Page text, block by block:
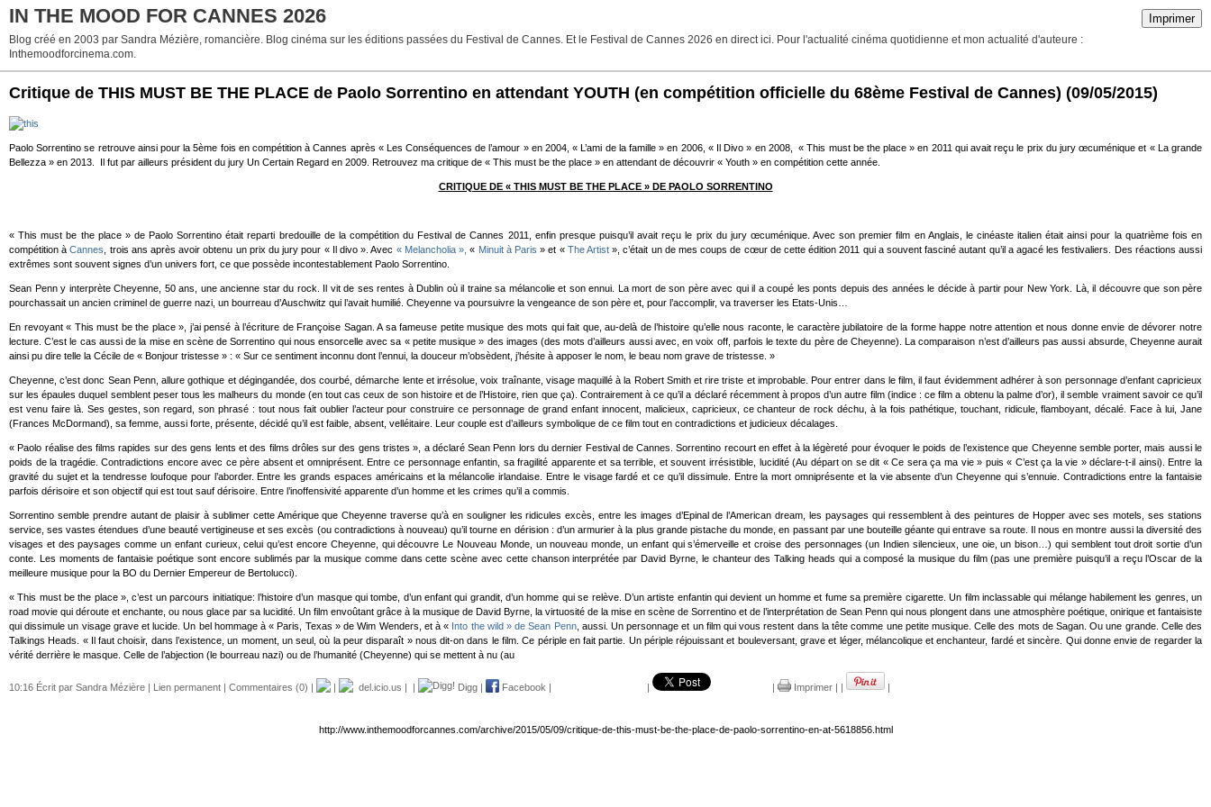
Imprimer
IN THE MOOD FOR CANNES 2026
Blog créé en 2003 par Sandra Mézière, romancière. Blog cinéma sur les éditions passées du Festival de Cannes. Et le Festival de Cannes 2026 en direct ici. Pour l'actualité cinéma quotidienne et mon actualité d'auteure :
Inthemoodforcinema.com.
Critique de THIS MUST BE THE PLACE de Paolo Sorrentino en attendant YOUTH (en compétition officielle du 68ème Festival de Cannes) (09/05/2015)
Paolo Sorrentino se retrouve ainsi pour la 5ème fois en compétition à Cannes après « Les Conséquences de l’amour » en 2004, « L’ami de la famille » en 2006, « Il Divo » en 2008, « This must be the place » en 2011 qui avait reçu le prix du jury œcuménique et « La grande
Bellezza » en 2013. Il fut par ailleurs président du jury Un Certain Regard en 2009. Retrouvez ma critique de « This must be the place » en attendant de découvrir « Youth » en compétition cette année.
CRITIQUE DE « THIS MUST BE THE PLACE » DE PAOLO SORRENTINO
« This must be the place » de Paolo Sorrentino était reparti bredouille de la compétition du Festival de Cannes 2011, enfin presque puisqu’il avait reçu le prix du jury œcuménique. Avec son premier film en Anglais, le cinéaste italien était ainsi pour la quatrième fois en
compétition àCannes , trois ans après avoir obtenu un prix du jury pour « Il divo ». Avec « Melancholia », « Minuit à Paris » et «The Artist », c’était un de mes coups de cœur de cette édition 2011 qui a souvent fasciné autant qu’il a agacé les festivaliers. Des réactions aussi
extrêmes sont souvent signes d’un univers fort, ce que possède incontestablement Paolo Sorrentino.
Sean Penn y interprète Cheyenne, 50 ans, une ancienne star du rock. Il vit de ses rentes à Dublin où il traine sa mélancolie et son ennui. La mort de son père avec qui il a coupé les ponts depuis des années le décide à partir pour New York. Là, il découvre que son père
pourchassait un ancien criminel de guerre nazi, un bourreau d’Auschwitz qui l’avait humilié. Cheyenne va poursuivre la vengeance de son père et, pour l’accomplir, va traverser les Etats-Unis…
En revoyant « This must be the place », j’ai pensé à l’écriture de Françoise Sagan. A sa fameuse petite musique des mots qui fait que, au-delà de l’histoire qu’elle nous raconte, le caractère jubilatoire de la forme happe notre attention et nous donne envie de dévorer notre
lecture. C’est le cas aussi de la mise en scène de Sorrentino qui nous ensorcelle avec sa « petite musique » des images (des mots d’ailleurs aussi avec, en voix off, parfois le texte du père de Cheyenne). La comparaison n’est d’ailleurs pas aussi absurde, Cheyenne aurait
ainsi pu dire telle la Cécile de « Bonjour tristesse » : « Sur ce sentiment inconnu dont l’ennui, la douceur m’obsèdent, j’hésite à apposer le nom, le beau nom grave de tristesse. »
Cheyenne, c’est donc Sean Penn, allure gothique et dégingandée, dos courbé, démarche lente et irrésolue, voix traînante, visage maquillé à la Robert Smith et rire triste et improbable. Pour entrer dans le film, il faut évidemment adhérer à son personnage d’enfant capricieux
sur les épaules duquel semblent peser tous les malheurs du monde (en tout cas ceux de son histoire et de l’Histoire, rien que ça). Contrairement à ce qu’il a déclaré récemment à propos d’un autre film (indice : ce film a obtenu la palme d’or), il semble vraiment savoir ce qu’il
est venu faire là. Ses gestes, son regard, son phrasé : tout nous fait oublier l’acteur pour construire ce personnage de grand enfant innocent, malicieux, capricieux, ce chanteur de rock déchu, à la fois pathétique, touchant, ridicule, flamboyant, décalé. Face à lui, Jane
(Frances McDormand), sa femme, aussi forte, présente, décidé qu’il est faible, absent, velléitaire. Leur couple est d’ailleurs symbolique de ce film tout en contradictions et judicieux décalages.
« Paolo réalise des films rapides sur des gens lents et des films drôles sur des gens tristes », a déclaré Sean Penn lors du dernier Festival de Cannes. Sorrentino recourt en effet à la légèreté pour évoquer le poids de l’existence que Cheyenne semble porter, mais aussi le
poids de la tragédie. Contradictions encore avec ce père absent et omniprésent. Entre ce personnage enfantin, sa fragilité apparente et sa terrible, et souvent irrésistible, lucidité (Au départ on se dit « Ce sera ça ma vie » puis « C’est ça la vie » déclare-t-il ainsi). Entre la
gravité du sujet et la tendresse loufoque pour l’aborder. Entre les grands espaces américains et la mélancolie irlandaise. Entre le visage fardé et ce qu’il dissimule. Entre la mort omniprésente et la vie absente d’un Cheyenne qui s’ennuie. Contradictions entre la fantaisie
parfois dérisoire et son objectif qui est tout sauf dérisoire. Entre l’inoffensivité apparente d’un homme et les crimes qu’il a commis.
Sorrentino semble prendre autant de plaisir à sublimer cette Amérique que Cheyenne traverse qu’à en souligner les ridicules excès, entre les images d’Epinal de l’American dream, les paysages qui ressemblent à des peintures de Hopper avec ses motels, ses stations
service, ses vastes étendues d’une beauté vertigineuse et ses excès (ou contradictions à nouveau) qu’il tourne en dérision : d’un armurier à la plus grande pistache du monde, en passant par une bouteille géante qui entrave sa route. Il nous en montre aussi la diversité des
visages et des paysages comme un enfant curieux, celui qu’est encore Cheyenne, qui découvre Le Nouveau Monde, un nouveau monde, un enfant qui s’émerveille et croise des personnages (un Indien silencieux, une oie, un bison…) qui semblent tout droit sortie d’un
conte. Les moments de fantaisie poétique sont encore sublimés par la musique comme dans cette scène avec cette chanson interprétée par David Byrne, le chanteur des Talking heads qui a composé la musique du film (pas une première puisqu’il a reçu l’Oscar de la
meilleure musique pour la BO du Dernier Empereur de Bertolucci).
« This must be the place », c’est un parcours initiatique: l’histoire d’un masque qui tombe, d’un enfant qui grandit, d’un homme qui se relève. D’un artiste enfantin qui devient un homme et fume sa première cigarette. Un film inclassable qui mélange habilement les genres, un
road movie qui déroute et enchante, ou nous glace par sa lucidité. Un film envoûtant grâce à la musique de David Byrne, la virtuosité de la mise en scène de Sorrentino et de l’interprétation de Sean Penn qui nous plongent dans une atmosphère poétique, onirique et fantaisiste
qui dissimule un visage grave et lucide. Un bel hommage à « Paris, Texas » de Wim Wenders, et à « Into the wild » de Sean Penn, aussi. Un personnage et un film qui vous restent dans la tête comme une petite musique. Celle des mots de Sagan. Ou une grande. Celle des
Talkings Heads. « Il faut choisir, dans l’existence, un moment, un seul, où la peur disparaît » nous dit-on dans le film. Ce périple en fait partie. Un périple réjouissant et bouleversant, grave et léger, mélancolique et enchanteur, fardé et sincère. Qui donne envie de regarder la
vérité derrière le masque. Celle de l’abjection (le bourreau nazi) ou de l’humanité (Cheyenne) qui se mettent à nu (au
10:16 Écrit par Sandra Mézière | Lien permanent | Commentaires (0) | | del.icio.us | | Digg | Facebook | | | Imprimer | | |
http://www.inthemoodforcannes.com/archive/2015/05/09/critique-de-this-must-be-the-place-de-paolo-sorrentino-en-at-5618856.html